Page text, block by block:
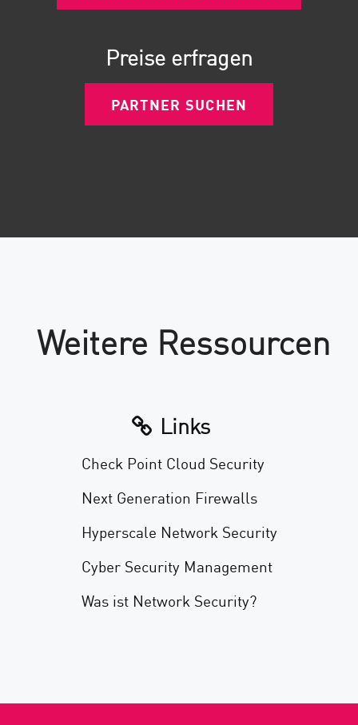
Preise erfragen
PARTNER SUCHEN
Weitere Ressourcen
Links
Check Point Cloud Security
Next Generation Firewalls
Hyperscale Network Security
Cyber Security Management
Was ist Network Security?